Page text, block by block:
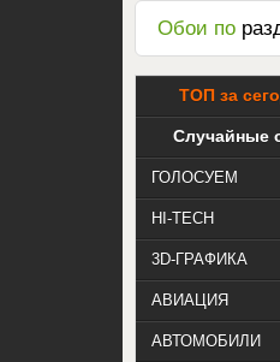
Обои по
ТОП за
Случайные
ГОЛОСУЕМ
HI-TECH
3D-ГРАФИКА
АВИАЦИЯ
АВТОМОБИЛИ